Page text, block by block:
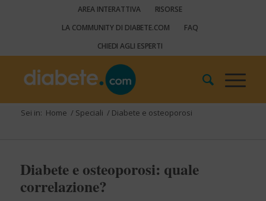
AREA INTERATTIVA
RISORSE
LA COMMUNITY DI DIABETE.COM
FAQ
CHIEDI AGLI ESPERTI
Sei in: Home / Speciali / Diabete e osteoporosi
Diabete e osteoporosi: quale
correlazione?